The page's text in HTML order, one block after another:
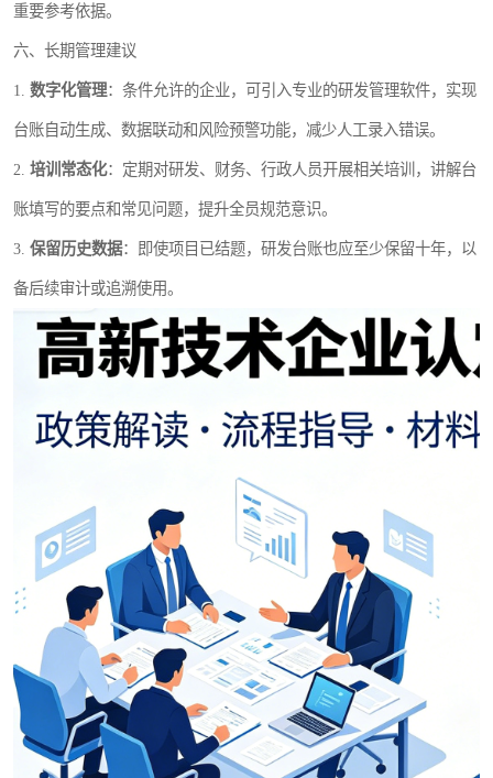
重要参考依据。
六、长期管理建议
1. 数字化管理：条件允许的企业，可引入专业的研发管理软件，实现
台账自动生成、数据联动和风险预警功能，减少人工录入错误。
2. 培训常态化：定期对研发、财务、行政人员开展相关培训，讲解台
账填写的要点和常见问题，提升全员规范意识。
3. 保留历史数据：即使项目已结题，研发台账也应至少保留十年，以
备后续审计或追溯使用。